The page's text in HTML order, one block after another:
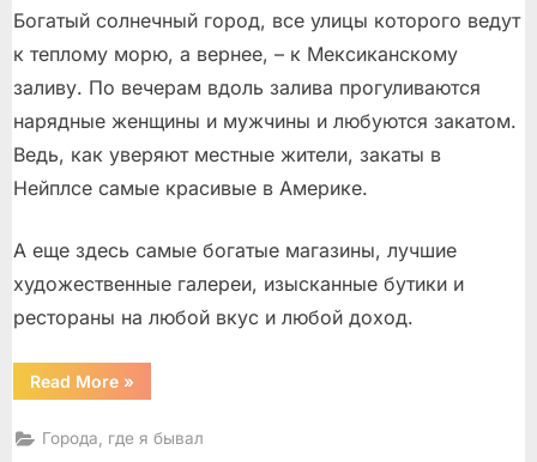
Богатый солнечный город, все улицы которого ведут
к теплому морю, а вернее, – к Мексиканскому
заливу. По вечерам вдоль залива прогуливаются
нарядные женщины и мужчины и любуются закатом.
Ведь, как уверяют местные жители, закаты в
Нейплсе самые красивые в Америке.
А еще здесь самые богатые магазины, лучшие
художественные галереи, изысканные бутики и
рестораны на любой вкус и любой доход.
Read More“Нейплз
/
»
Города, где я бывал